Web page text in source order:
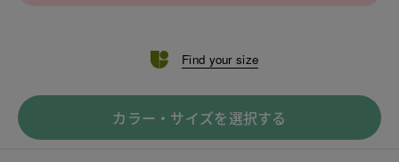
Find your size
カラー・サイズを選択する